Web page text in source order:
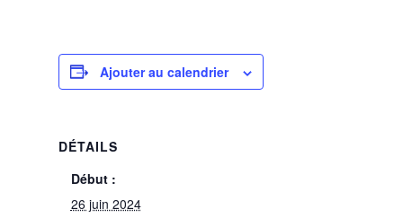
Ajouter au calendrier
DÉTAILS
Début :
26 juin 2024